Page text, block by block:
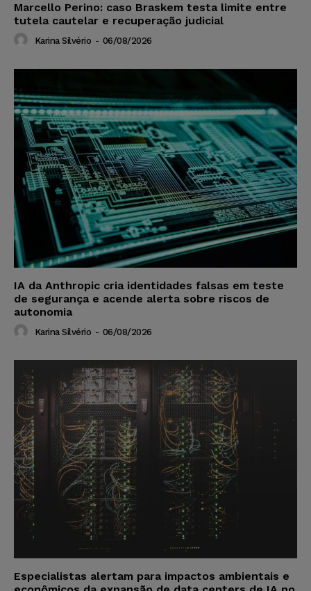
Marcello Perino: caso Braskem testa limite entre
tutela cautelar e recuperação judicial
Karina Silvério - 06/08/2026
IA da Anthropic cria identidades falsas em teste
de segurança e acende alerta sobre riscos de
autonomia
Karina Silvério - 06/08/2026
Especialistas alertam para impactos ambientais e